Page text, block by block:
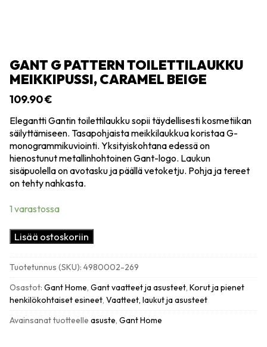
GANT G PATTERN TOILETTILAUKKU
MEIKKIPUSSI, CARAMEL BEIGE
109.90€
Elegantti Gantin toilettilaukku sopii täydellisesti kosmetiikan
säilyttämiseen. Tasapohjaista meikkilaukkua koristaa G-
monogrammikuviointi. Yksityiskohtana edessä on
hienostunut metallinhohtoinen Gant-logo. Laukun
sisäpuolella on avotasku ja päällä vetoketju. Pohja ja tereet
on tehty nahkasta.
1 varastossa
Gant
G
toilettilaukku
meikkipussi,
caramel
määrä
Lisää ostoskoriin
Tuotetunnus (SKU): 4980002-269
Osastot: Gant Home, Gant vaatteet ja asusteet, Korut ja pienet
henkilökohtaiset esineet, Vaatteet, laukut ja asusteet
Avainsanat tuotteelle asuste, Gant Home